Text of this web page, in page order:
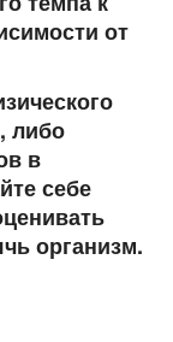
от
либо
в
себе
организм.